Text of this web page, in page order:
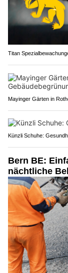
Titan
Mayinger Gärten in
Künzli Schuhe:
Bern BE:
nächtliche